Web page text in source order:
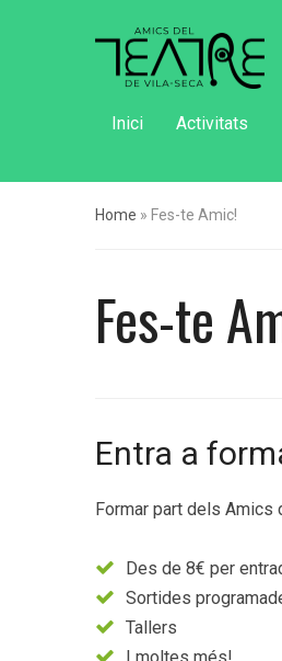
Inici Activitats
Home » Fes-te Amic!
Fes-te
Entra a
Formar part dels
Des de 8€ per
Sortides
Tallers